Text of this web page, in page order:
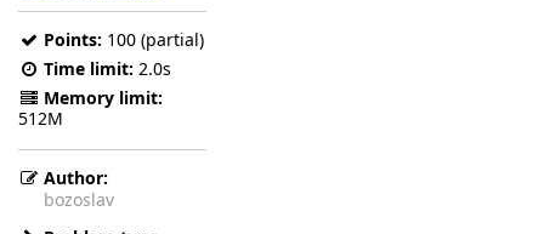
Points: 100 (partial)
Time limit: 2.0s
Memory limit:
512M
Author:
bozoslav